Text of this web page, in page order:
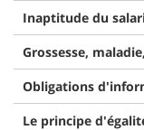
Inaptitude du
Grossesse,
Obligations
Le principe